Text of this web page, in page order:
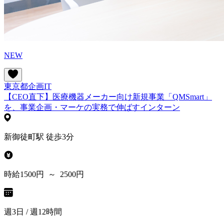
NEW
東京都企画IT
【CEO直下】医療機器メーカー向け新規事業「QMSmart」
を、事業企画・マーケの実務で伸ばすインターン
新御徒町駅 徒歩3分
時給1500円 ～ 2500円
週3日 / 週12時間